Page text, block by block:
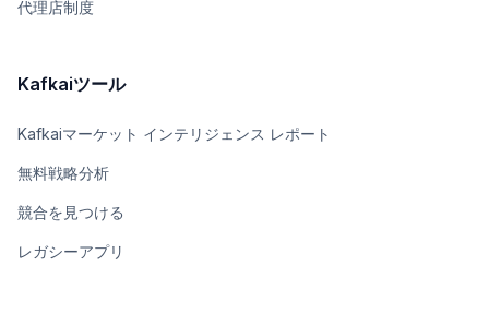
代理店制度
Kafkaiツール
Kafkaiマーケット インテリジェンス レポート
無料戦略分析
競合を見つける
レガシーアプリ